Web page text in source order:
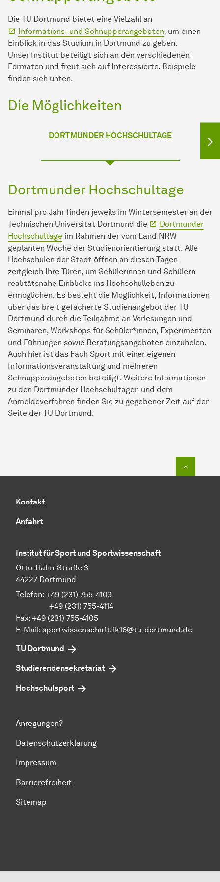
Die TU Dortmund bietet eine Vielzahl an
Informations- und Schnupperangeboten, um einen
Einblick in das Studium in Dortmund zu geben.
Unser Institut beteiligt sich an den verschiedenen
Formaten und freut sich auf Interessierte. Beispiele
finden sich unten.
Die Möglichkeiten
DORTMUNDER HOCHSCHULTAGE
Dortmunder Hochschultage
Einmal pro Jahr finden jeweils im Wintersemester an der
Technischen Universität Dortmund die
Dortmunder
Hochschultage im Rahmen der vom Land NRW
geplanten Woche der Studienorientierung statt. Alle
Hochschulen der Stadt öffnen an diesen Tagen
zeitgleich Ihre Türen, um Schülerinnen und Schülern
realitätsnahe Einblicke ins Hochschulleben zu
ermöglichen. Es besteht die Möglichkeit, Informationen
über das breit gefächerte Studienangebot der TU
Dortmund durch die Teilnahme an Vorlesungen und
Seminaren, Workshops für Schüler*innen, Experimenten
und Führungen sowie Beratungsangeboten einzuholen.
Auch hier ist das Fach Sport mit einer eigenen
Informationsveranstaltung und mehreren
Schnupperangeboten beteiligt. Weitere Informationen
zu den Dortmunder Hochschultagen und dem
Anmeldeverfahren finden Sie zu gegebener Zeit auf der
Seite der TU Dortmund.
Kontakt
Anfahrt
Institut für Sport und Sportwissenschaft
Otto-Hahn-Straße 3
44227 Dortmund
Telefon: +49 (231) 755-4103
+49 (231) 755-4114
Fax: +49 (231) 755-4105
E-Mail: sportwissenschaft.fk16@tu-dortmund.de
TU Dortmund
Studierendensekretariat
Hochschulsport
Anregungen?
Datenschutzerklärung
Impressum
Barrierefreiheit
Sitemap